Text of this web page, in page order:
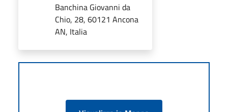
Banchina Giovanni da
Chio, 28, 60121 Ancona
AN, Italia